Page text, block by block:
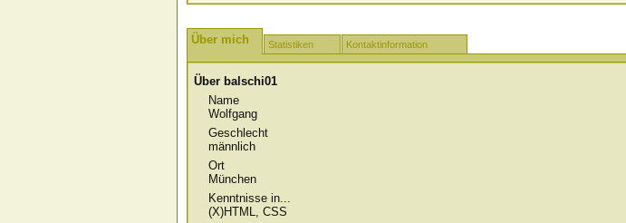
Über mich Statistiken Kontaktinformation
Über balschi01
Name
Wolfgang
Geschlecht
männlich
Ort
München
Kenntnisse in...
(X)HTML, CSS